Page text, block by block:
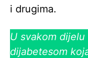
i drugima.
U svakom
dijabetesom